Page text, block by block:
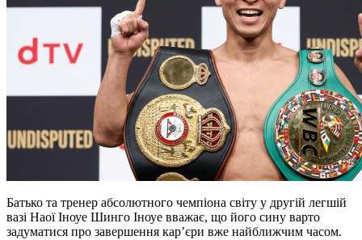
Батько та тренер абсолютного чемпіона світу у другій легшій
вазі Наої Іноуе Шинго Іноуе вважає, що його сину варто
задуматися про завершення кар’єри вже найближчим часом.